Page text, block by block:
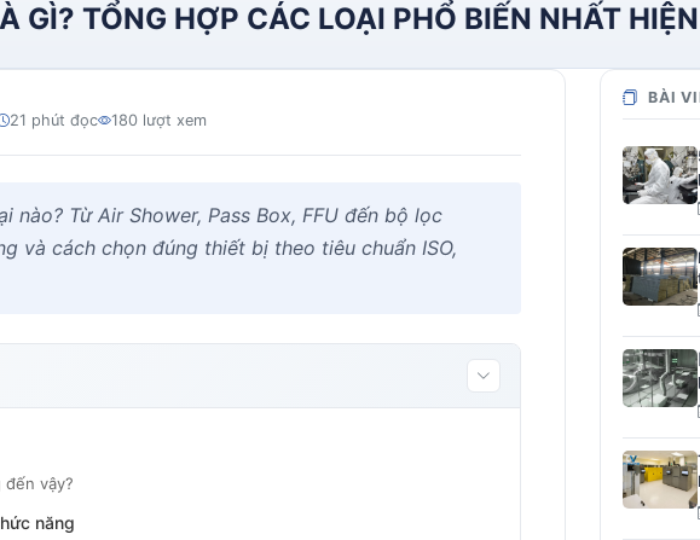
GÌ? TỔNG HỢP CÁC LOẠI PHỔ BIẾN NHẤT
21 phút đọc 180 lượt xem
nào? Từ Air Shower, Pass Box, FFU đến bộ lọc
và cách chọn đúng thiết bị theo tiêu chuẩn ISO,
vậy?
năng
BÀI